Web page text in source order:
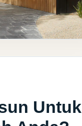
Untuk